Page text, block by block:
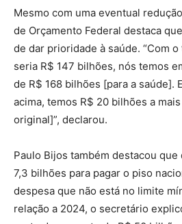
Mesmo com uma eventual
de Orçamento Federal destaca
de dar prioridade à saúde. “Com
seria R$ 147 bilhões, nós temos
de R$ 168 bilhões [para a saúde].
acima, temos R$ 20 bilhões a
original]”, declarou.
Paulo Bijos também destacou
7,3 bilhões para pagar o piso
despesa que não está no limite
relação a 2024, o secretário